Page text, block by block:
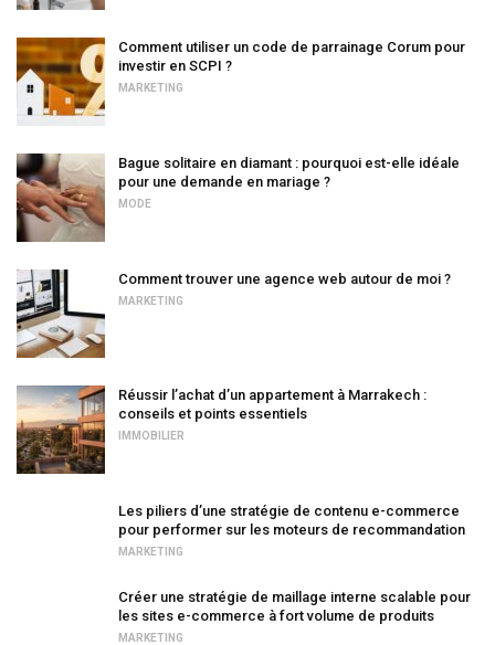
Comment utiliser un code de parrainage Corum pour
investir en SCPI ?
MARKETING
Bague solitaire en diamant : pourquoi est-elle idéale
pour une demande en mariage ?
MODE
Comment trouver une agence web autour de moi ?
MARKETING
Réussir l’achat d’un appartement à Marrakech :
conseils et points essentiels
IMMOBILIER
Les piliers d’une stratégie de contenu e-commerce
pour performer sur les moteurs de recommandation
MARKETING
Créer une stratégie de maillage interne scalable pour
les sites e-commerce à fort volume de produits
MARKETING